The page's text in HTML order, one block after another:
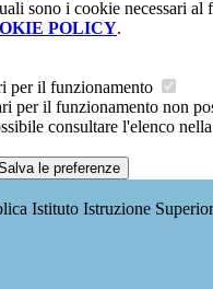
sono i cookie necessari al
POLICY.
per il funzionamento
per il funzionamento non
consultare l'elenco
le preferenze
Istituto Istruzione